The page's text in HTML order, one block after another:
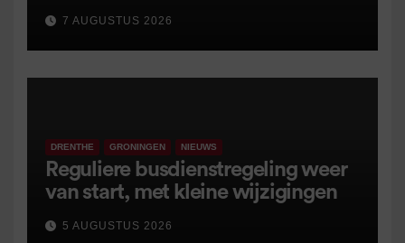
7 AUGUSTUS 2026
DRENTHE GRONINGEN NIEUWS
Reguliere busdienstregeling weer
van start, met kleine wijzigingen
5 AUGUSTUS 2026